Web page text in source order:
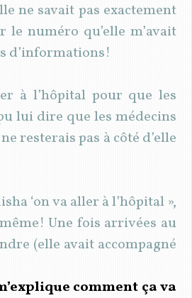
ne savait pas exactement
le numéro qu’elle m’avait
d’informations!
à l’hôpital pour que les
lui dire que les médecins
resterais pas à côté d’elle
‘on va aller à l’hôpital »,
Une fois arrivées au
(elle avait accompagné
comment ça va